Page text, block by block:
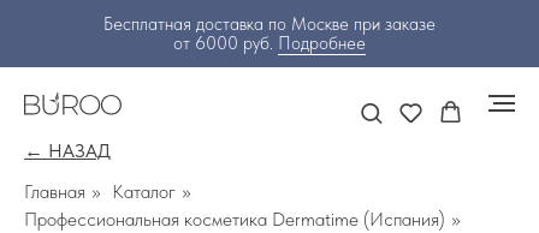
Бесплатная доставка по Москве при заказе
от 6000 руб. Подробнее
← НАЗАД
Главная » Каталог »
Профессиональная косметика Dermatime (Испания) »